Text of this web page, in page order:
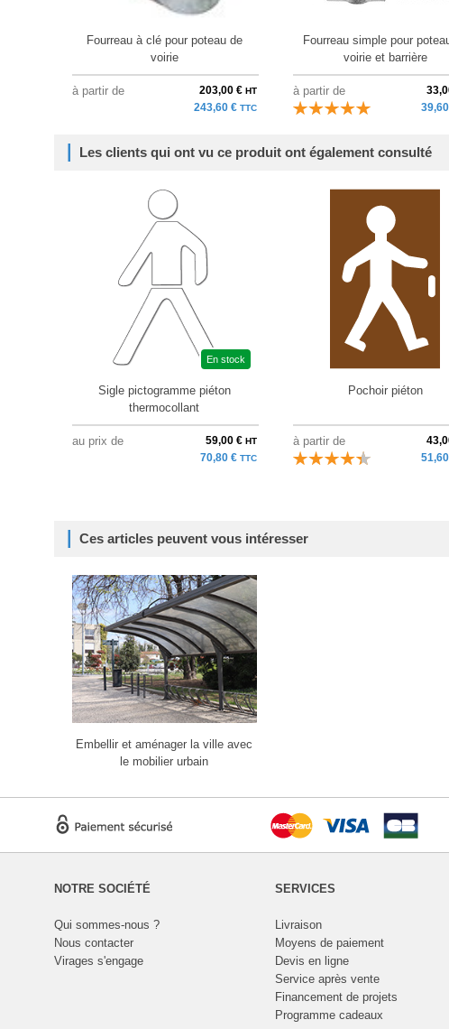
Fourreau à clé pour poteau de
voirie
à partir de 203,00 € HT
243,60 € TTC
Fourreau simple pour
voirie et barrière
à partir de
Les clients qui ont vu ce produit ont également consulté
En stock
Sigle pictogramme piéton
thermocollant
au prix de 59,00 € HT
70,80 € TTC
Pochoir piéton
à partir de
Ces articles peuvent vous intéresser
Embellir et aménager la ville avec
le mobilier urbain
NOTRE SOCIÉTÉ
Qui sommes-nous ?
Nous contacter
Virages s'engage
SERVICES
Livraison
Moyens de paiement
Devis en ligne
Service après vente
Financement de projets
Programme cadeaux